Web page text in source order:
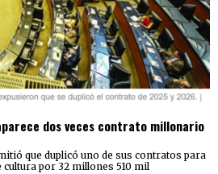
dos veces contrato millonario
que duplicó uno de sus contratos para
por 32 millones 510 mil